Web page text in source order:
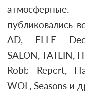
публиковались
AD, ELLE
SALON, TATLIN,
Robb Report,
WOL, Seasons и